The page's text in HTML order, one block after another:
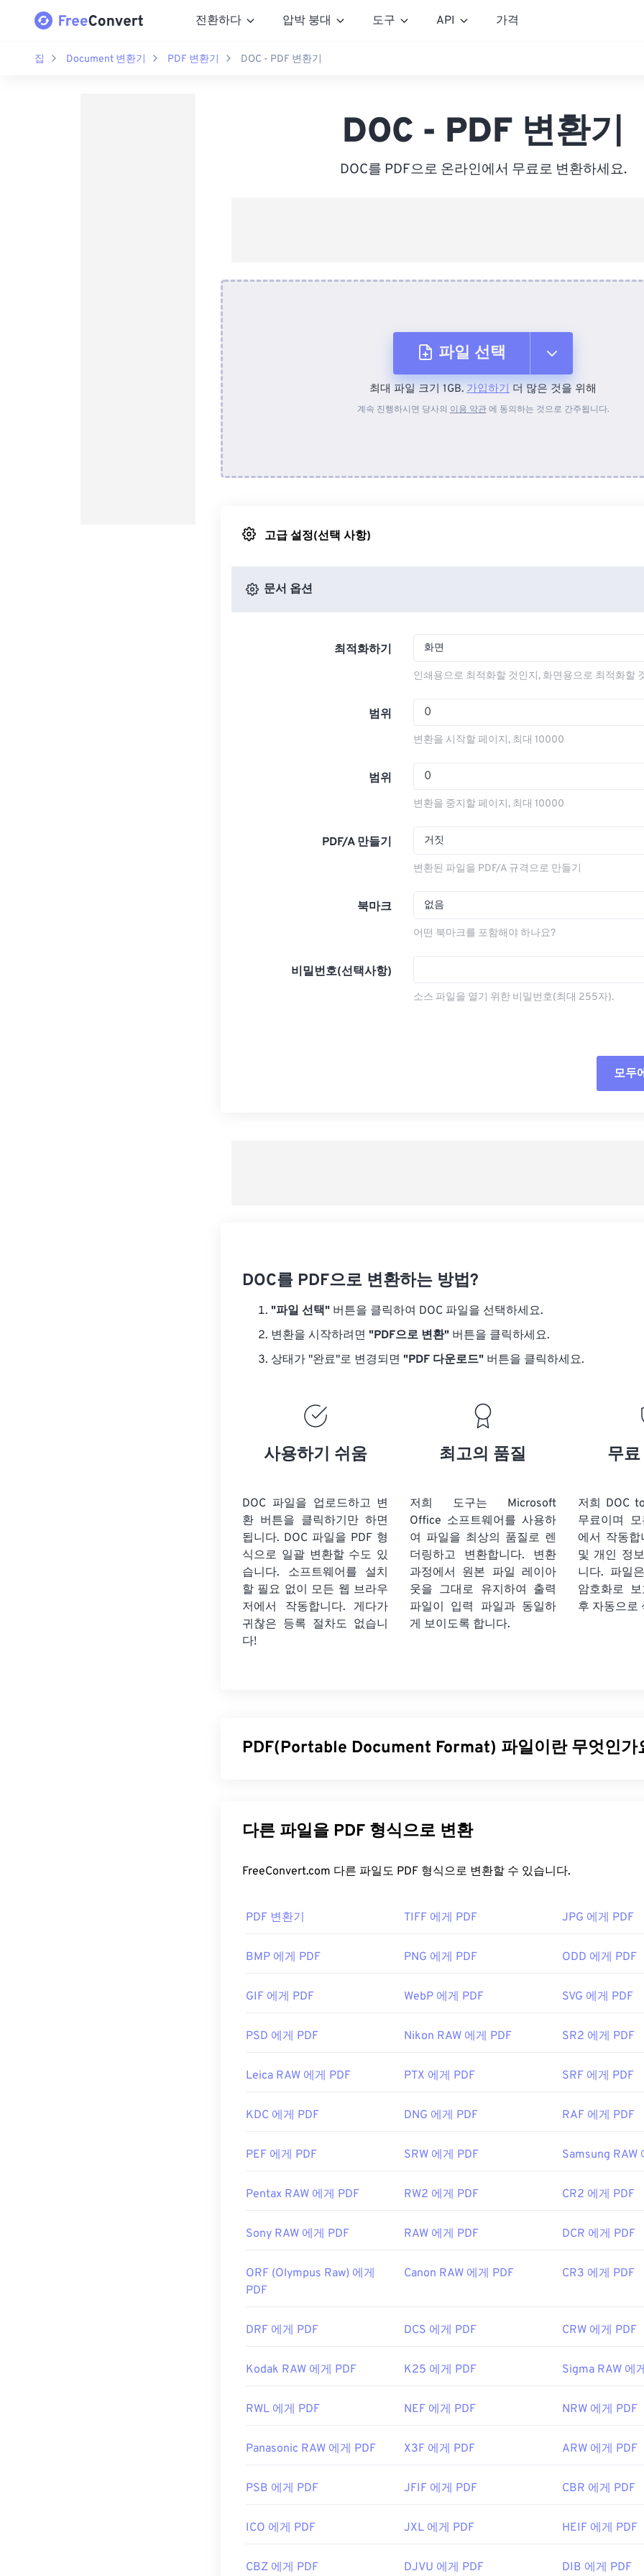
전환하다 압박 붕대 도구 API 가격
집 Document 변환기 PDF 변환기 DOC - PDF 변환기
DOC - PDF 변환기
DOC를 PDF으로 온라인에서 무료로 변환하세요.
파일 선택
장치에서
최대 파일 크기 1GB. 가입하기 더 많은 것을 위해
계속 진행하시면 당사의 이용 약관에 동의하는 것으로 간주됩니다.
고급 설정(선택 사항)
문서 옵션
최적화하기 화면
인쇄용으로 최적화할 것인지, 화면용으로 최적화할
범위
변환을 시작할 페이지, 최대 10000
범위
변환을 중지할 페이지, 최대 10000
PDF/A 만들기 거짓
변환된 파일을 PDF/A 규격으로 만들기
북마크 없음
어떤 북마크를 포함해야 하나요?
비밀번호(선택사항)
소스 파일을 열기 위한 비밀번호(최대 255자).
모두
DOC를 PDF으로 변환하는 방법?
"파일 선택" 버튼을 클릭하여 DOC 파일을 선택하세요.
변환을 시작하려면 "PDF으로 변환" 버튼을 클릭하세요.
상태가 "완료"로 변경되면 "PDF 다운로드" 버튼을 클릭하세요.
사용하기 쉬움
DOC 파일을 업로드하고 변
환 버튼을 클릭하기만 하면
됩니다. DOC 파일을 PDF 형
식으로 일괄 변환할 수도 있
습니다. 소프트웨어를 설치
할 필요 없이 모든 웹 브라우
저에서 작동합니다. 게다가
귀찮은 등록 절차도 없습니
다!
최고의 품질
저희 도구는 Microsoft
Office 소프트웨어를 사용하
여 파일을 최상의 품질로 렌
더링하고 변환합니다. 변환
과정에서 원본 파일 레이아
웃을 그대로 유지하여 출력
파일이 입력 파일과 동일하
게 보이도록 합니다.
무
저희 DOC
무료이며
에서 작동
및 개인 정
니다. 파일
암호화로
후 자동으로
PDF(Portable Document Format) 파일이란 무엇인가
원본 문서 형식을 그대로 유지할 수 있기 때문입니다. PDF 파일은 어떤 기기나
항상 동일하게 표시됩니다.
PDF 파일을 어떻게 여나요?
는 PDF 표준을 만들었고, Adobe Acrobat Reader는 단연 가장
인기 있는 무료
많아서 다소 불편한 프로그램입니다.
기능이나 확장 프로그램이 필요할 수도 있고, 필요하지 않을 수도 있지만, 온라
SumatraPDF나
강력 추천합니다. 둘 다 무료입니다.
최초 출시:1993년 6월 15일
유용한 링크:
https://acrobat.adobe.com/us/en/why-adobe/about-adobe-pdf.html
다른 파일을 PDF 형식으로 변환
FreeConvert.com 다른 파일도 PDF 형식으로 변환할 수 있습니다.
PDF 변환기 TIFF 에게 PDF JPG 에게 PDF
BMP 에게 PDF PNG 에게 PDF ODD 에게 PDF
GIF 에게 PDF WebP 에게 PDF SVG 에게 PDF
PSD 에게 PDF Nikon RAW 에게 PDF SR2 에게 PDF
Leica RAW 에게 PDF PTX 에게 PDF SRF 에게 PDF
KDC 에게 PDF DNG 에게 PDF RAF 에게 PDF
PEF 에게 PDF SRW 에게 PDF Samsung RAW
Pentax RAW 에게 PDF RW2 에게 PDF CR2 에게 PDF
Sony RAW 에게 PDF RAW 에게 PDF DCR 에게 PDF
ORF (Olympus Raw) 에게
PDF
Canon RAW 에게 PDF CR3 에게 PDF
DRF 에게 PDF DCS 에게 PDF CRW 에게 PDF
Kodak RAW 에게 PDF K25 에게 PDF Sigma RAW 에
RWL 에게 PDF NEF 에게 PDF NRW 에게 PDF
Panasonic RAW 에게 PDF X3F 에게 PDF ARW 에게 PDF
PSB 에게 PDF JFIF 에게 PDF CBR 에게 PDF
ICO 에게 PDF JXL 에게 PDF HEIF 에게 PDF
CBZ 에게 PDF DJVU 에게 PDF DIB 에게 PDF